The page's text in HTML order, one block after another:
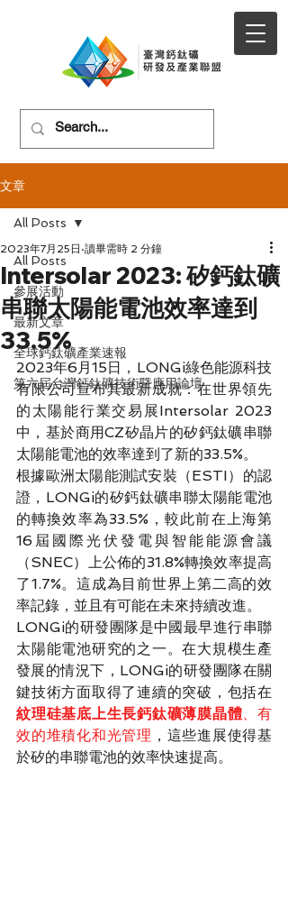
文章
All Posts
參展活動
最新文章
全球鈣鈦礦產業速報
第六屆台灣鈣鈦礦技術暨應用論壇
All Posts
Intersolar 2023: 矽鈣鈦礦
串聯太陽能電池效率達到
33.5%
2023年7月25日 讀畢需時 2 分鐘
2023年6月15日，LONGi綠色能源科技
有限公司宣布其最新成就：在世界領先
的太陽能行業交易展Intersolar 2023
中，基於商用CZ矽晶片的矽鈣鈦礦串聯
太陽能電池的效率達到了新的33.5%。
根據歐洲太陽能測試安裝（ESTI）的認
證，LONGi的矽鈣鈦礦串聯太陽能電池
的轉換效率為33.5%，較此前在上海第
16屆國際光伏發電與智能能源會議
（SNEC）上公佈的31.8%轉換效率提高
了1.7%。這成為目前世界上第二高的效
率記錄，並且有可能在未來持續改進。
LONGi的研發團隊是中國最早進行串聯
太陽能電池研究的之一。在大規模生產
發展的情況下，LONGi的研發團隊在關
鍵技術方面取得了連續的突破，包括在
紋理硅基底上生長鈣鈦礦薄膜晶體、有
效的堆積化和光管理 ，這些進展使得基
於矽的串聯電池的效率快速提高。